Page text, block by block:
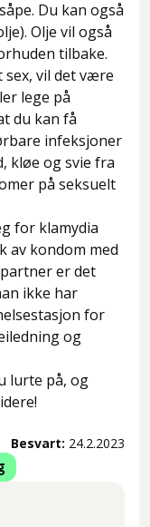
Du kan også
Olje vil også
tilbake.
vil det være
lege på
du kan få
infeksjoner
kløe og svie fra
på seksuelt
for klamydia
av kondom med
er det
ikke har
for
og
lurte på, og
Besvart: 24.2.2023